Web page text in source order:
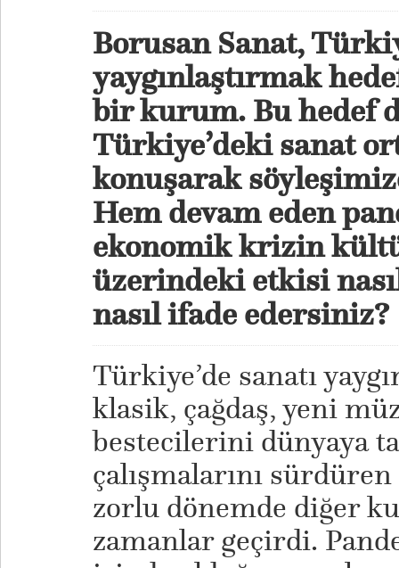
Borusan Sanat,
yaygınlaştırmak
bir kurum. Bu hedef
Türkiye’deki sanat
konuşarak
Hem devam eden
ekonomik krizin
üzerindeki etkisi
nasıl ifade edersiniz?
Türkiye’de sanatı
klasik, çağdaş, yeni
bestecilerini dünyaya
çalışmalarını
zorlu dönemde diğer
zamanlar geçirdi.